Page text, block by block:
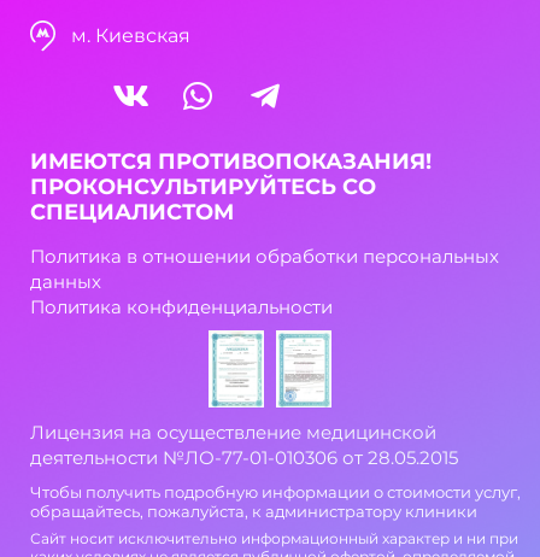
м. Киевская
ИМЕЮТСЯ ПРОТИВОПОКАЗАНИЯ!
ПРОКОНСУЛЬТИРУЙТЕСЬ СО
СПЕЦИАЛИСТОМ
Политика в отношении обработки персональных
данных
Политика конфиденциальности
Лицензия на осуществление медицинской
деятельности №ЛО-77-01-010306 от 28.05.2015
Чтобы получить подробную информации о стоимости услуг,
обращайтесь, пожалуйста, к администратору клиники
Сайт носит исключительно информационный характер и ни при